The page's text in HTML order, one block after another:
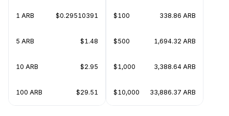
1 ARB $0.29510391
5 ARB $1.48
10 ARB $2.95
100 ARB $29.51
$100 338.86 ARB
$500 1,694.32 ARB
$1,000 3,388.64 ARB
$10,000 33,886.37 ARB